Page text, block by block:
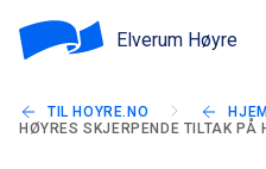
Elverum Høyre
TIL HOYRE.NO HJEM
HØYRES SKJERPENDE TILTAK PÅ